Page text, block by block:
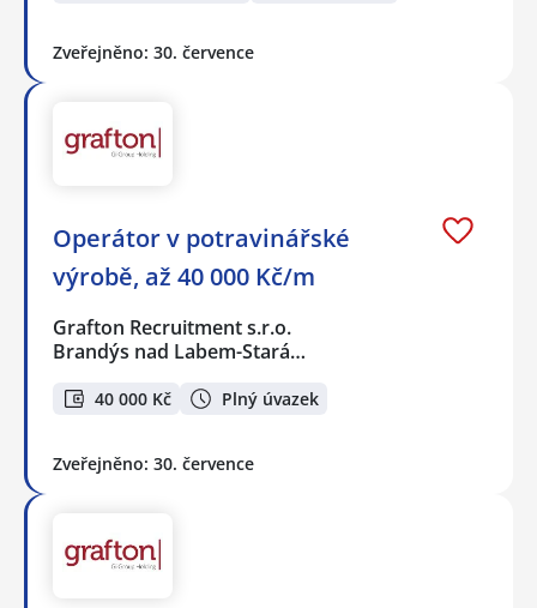
Zveřejněno: 30. července
Operátor v potravinářské
výrobě, až 40 000 Kč/m
Grafton Recruitment s.r.o.
Brandýs nad Labem-Stará…
40 000 Kč Plný úvazek
Zveřejněno: 30. července